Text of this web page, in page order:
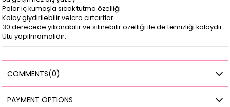
Polar iç kumaşla sıcak tutma özelliği
Kolay giydirilebilir velcro cırtcırtlar
30 derecede yıkanabilir ve silinebilir özelliği ile de temizliği kolaydır.
Ütü yapılmamalıdır.
COMMENTS(0)
PAYMENT OPTIONS